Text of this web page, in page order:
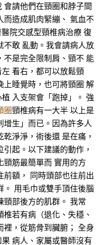
會請他們在頸圈和脖子間
而造成肌肉緊繃、 氣血不
院交感型頸椎病治療 復
不敢 亂動。我會請病人放
不是完全限制肩、頸不 能
看右，都可以放鬆頸
上睡覺時，也可將頸圈 解
入支架會「跑掉」。 強
圈頸椎病有一大半 以上是
增生」而已。因為許多人
淨淨，術後還 是在痛，
起。以下建議的動作，
頸筋最簡單而 實用的方
額， 同時頭部也往前出
用毛巾或雙手頂住後腦
部後方的肌群。 我常
若有病（退化、失穩、
，從筋骨到臟腑； 全身
病人、家屬或醫師沒有